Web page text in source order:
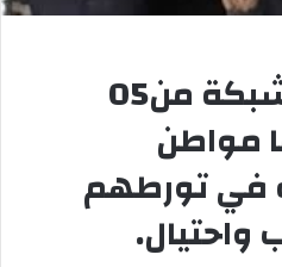
فاس…توقيف شبكة من05
مواطن
في تورطهم